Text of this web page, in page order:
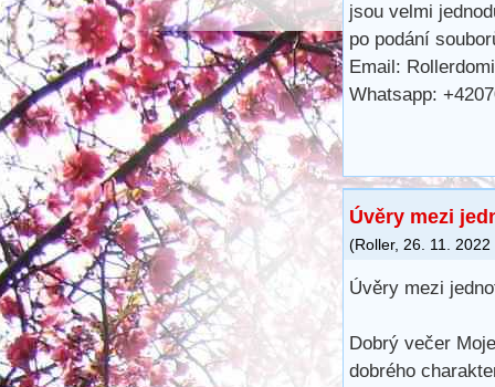
jsou velmi
po podání
Email:
Whatsapp:
Úvěry mezi
(Roller, 26. 11. 2022
Úvěry mezi
Dobrý večer
dobrého